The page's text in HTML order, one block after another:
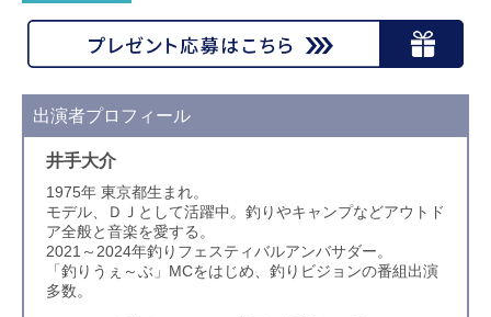
出演者プロフィール
井手大介
1975年 東京都生まれ。
モデル、ＤＪとして活躍中。釣りやキャンプなどアウトド
ア全般と音楽を愛する。
2021～2024年釣りフェスティバルアンバサダー。
「釣りうぇ～ぶ」MCをはじめ、釣りビジョンの番組出演
多数。